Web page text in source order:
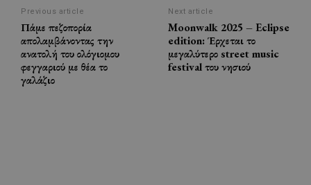
Previous article
Πάμε πεζοπορία
απολαμβάνοντας την
ανατολή του ολόγιομου
φεγγαριού με θέα το
γαλάζιο
Next article
Moonwalk 2025 – Eclipse
edition: Έρχεται το
μεγαλύτερο street music
festival του νησιού